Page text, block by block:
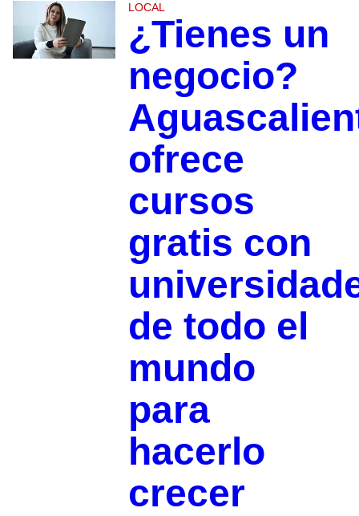
LOCAL
¿Tienes un
negocio?
ofrece
cursos
gratis con
de todo el
mundo
para
hacerlo
crecer